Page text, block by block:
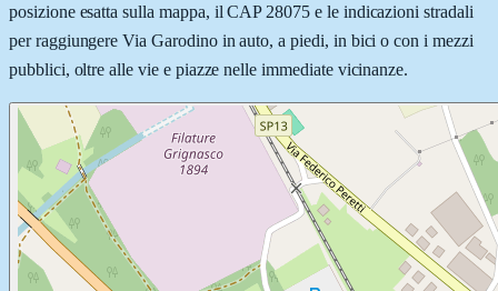
posizione esatta sulla mappa, il CAP 28075 e le indicazioni stradali
per raggiungere Via Garodino in auto, a piedi, in bici o con i mezzi
pubblici, oltre alle vie e piazze nelle immediate vicinanze.